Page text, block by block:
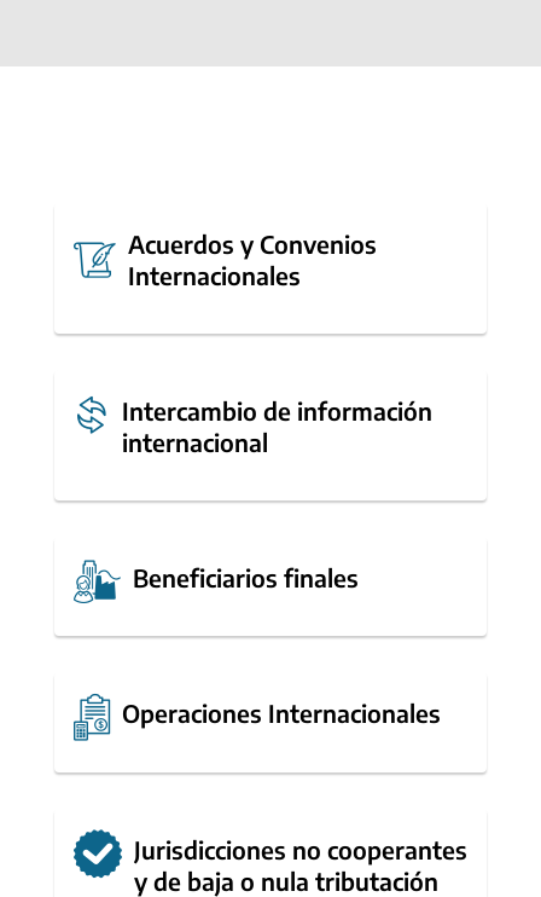
Acuerdos y Convenios
Internacionales
Intercambio de información
internacional
Beneficiarios finales
Operaciones Internacionales
Jurisdicciones no cooperantes
y de baja o nula tributación